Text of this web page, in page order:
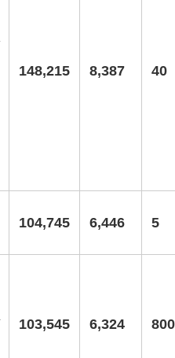
148,215 8,387 40
104,745 6,446 5
103,545 6,324 800